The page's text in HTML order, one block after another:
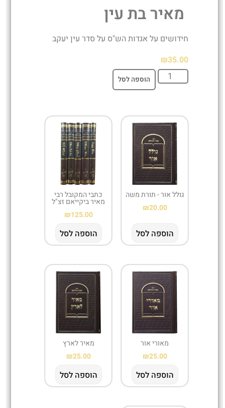
מאיר בת עין
חידושים על אגדות הש"ס על סדר עין יעקב
₪35.00
גולל אור - תורת משה
₪20.00
הוספה לסל
כתבי המקובל רבי
מאיר ביקייאם זצ"ל
₪125.00
הוספה לסל
מאורי אור
₪25.00
הוספה לסל
מאיר לארץ
₪25.00
הוספה לסל
הוספה לסל